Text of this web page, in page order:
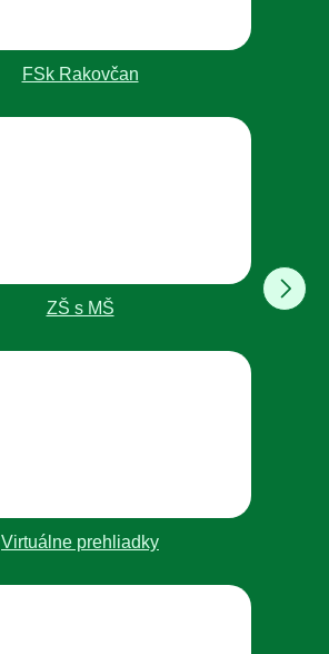
FSk Rakovčan
ZŠ s MŠ
Virtuálne prehliadky